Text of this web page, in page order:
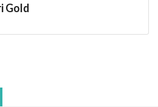
Gold